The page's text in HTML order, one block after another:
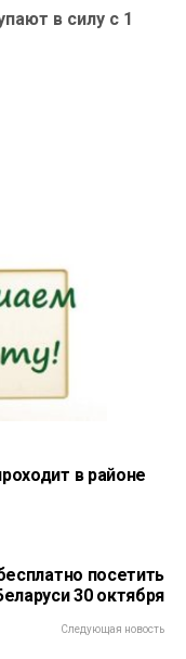
в силу с 1
в районе
посетить
30 октября
Следующая новость